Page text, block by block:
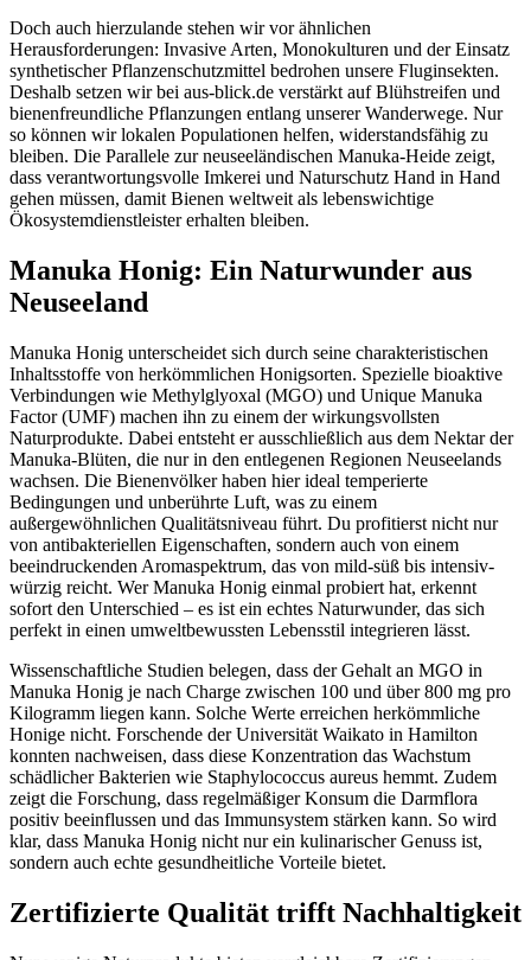
Doch auch hierzulande stehen wir vor ähnlichen
Herausforderungen: Invasive Arten, Monokulturen und der Einsatz
synthetischer Pflanzenschutzmittel bedrohen unsere Fluginsekten.
Deshalb setzen wir bei aus-blick.de verstärkt auf Blühstreifen und
bienenfreundliche Pflanzungen entlang unserer Wanderwege. Nur
so können wir lokalen Populationen helfen, widerstandsfähig zu
bleiben. Die Parallele zur neuseeländischen Manuka-Heide zeigt,
dass verantwortungsvolle Imkerei und Naturschutz Hand in Hand
gehen müssen, damit Bienen weltweit als lebenswichtige
Ökosystemdienstleister erhalten bleiben.
Manuka Honig: Ein Naturwunder aus
Neuseeland
Manuka Honig unterscheidet sich durch seine charakteristischen
Inhaltsstoffe von herkömmlichen Honigsorten. Spezielle bioaktive
Verbindungen wie Methylglyoxal (MGO) und Unique Manuka
Factor (UMF) machen ihn zu einem der wirkungsvollsten
Naturprodukte. Dabei entsteht er ausschließlich aus dem Nektar der
Manuka-Blüten, die nur in den entlegenen Regionen Neuseelands
wachsen. Die Bienenvölker haben hier ideal temperierte
Bedingungen und unberührte Luft, was zu einem
außergewöhnlichen Qualitätsniveau führt. Du profitierst nicht nur
von antibakteriellen Eigenschaften, sondern auch von einem
beeindruckenden Aromaspektrum, das von mild-süß bis intensiv-
würzig reicht. Wer Manuka Honig einmal probiert hat, erkennt
sofort den Unterschied – es ist ein echtes Naturwunder, das sich
perfekt in einen umweltbewussten Lebensstil integrieren lässt.
Wissenschaftliche Studien belegen, dass der Gehalt an MGO in
Manuka Honig je nach Charge zwischen 100 und über 800 mg pro
Kilogramm liegen kann. Solche Werte erreichen herkömmliche
Honige nicht. Forschende der Universität Waikato in Hamilton
konnten nachweisen, dass diese Konzentration das Wachstum
schädlicher Bakterien wie Staphylococcus aureus hemmt. Zudem
zeigt die Forschung, dass regelmäßiger Konsum die Darmflora
positiv beeinflussen und das Immunsystem stärken kann. So wird
klar, dass Manuka Honig nicht nur ein kulinarischer Genuss ist,
sondern auch echte gesundheitliche Vorteile bietet.
Zertifizierte Qualität trifft Nachhaltigkeit